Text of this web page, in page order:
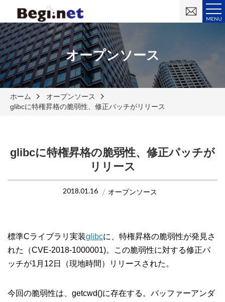
MENU
い
オープンソース
ホーム
オープンソース
glibcに特権昇格の脆弱性、修正パッチがリリース
glibcに特権昇格の脆弱性、修正パッチが
リリース
2018.01.16 オープンソース
標準Cライブラリ実装glibcに、特権昇格の脆弱性が発見さ
れた（CVE-2018-1000001)。この脆弱性に対する修正パ
ッチが1月12日（現地時間）リリースされた。
今回の脆弱性は、getcwd()に存在する。バッファーアンダ